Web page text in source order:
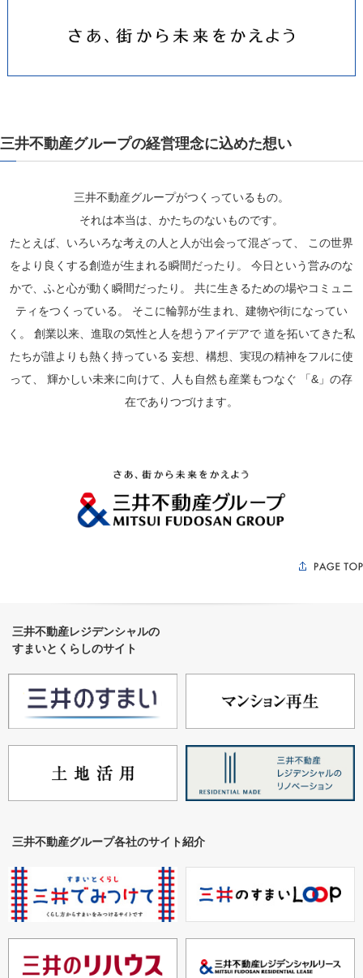
三井不動産グループの経営理念に込めた想い
三井不動産グループがつくっているもの。
それは本当は、かたちのないものです。
たとえば、いろいろな考えの人と人が出会って混ざって、
この世界
をより良くする創造が生まれる瞬間だったり。
今日という営みのな
かで、ふと心が動く瞬間だったり。
共に生きるための場やコミュニ
ティをつくっている。
そこに輪郭が生まれ、建物や街になってい
く。
創業以来、進取の気性と人を想うアイデアで道を拓いてきた私
たちが誰よりも熱く持っている 妄想、構想、実現の精神をフルに使
って、
輝かしい未来に向けて、人も自然も産業もつなぐ 「&」の存
在でありつづけます。
三井不動産レジデンシャルの
すまいとくらしのサイト
三井不動産グループ各社のサイト紹介